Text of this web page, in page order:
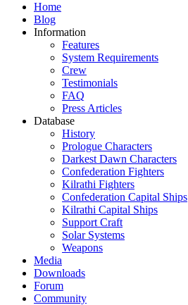
Home
Blog
Information
Features
System Requirements
Crew
Testimonials
FAQ
Press Articles
Database
History
Prologue Characters
Darkest Dawn Characters
Confederation Fighters
Kilrathi Fighters
Confederation Capital Ships
Kilrathi Capital Ships
Support Craft
Solar Systems
Weapons
Media
Downloads
Forum
Community